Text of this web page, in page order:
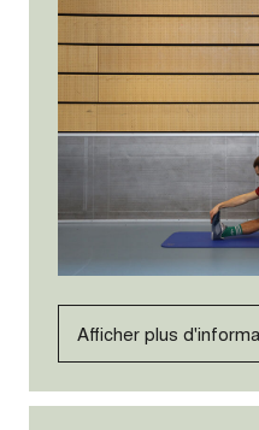
Afficher plus